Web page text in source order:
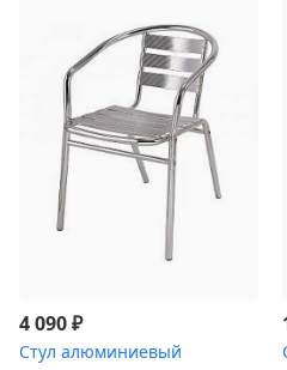
4 090₽
Стул алюминиевый